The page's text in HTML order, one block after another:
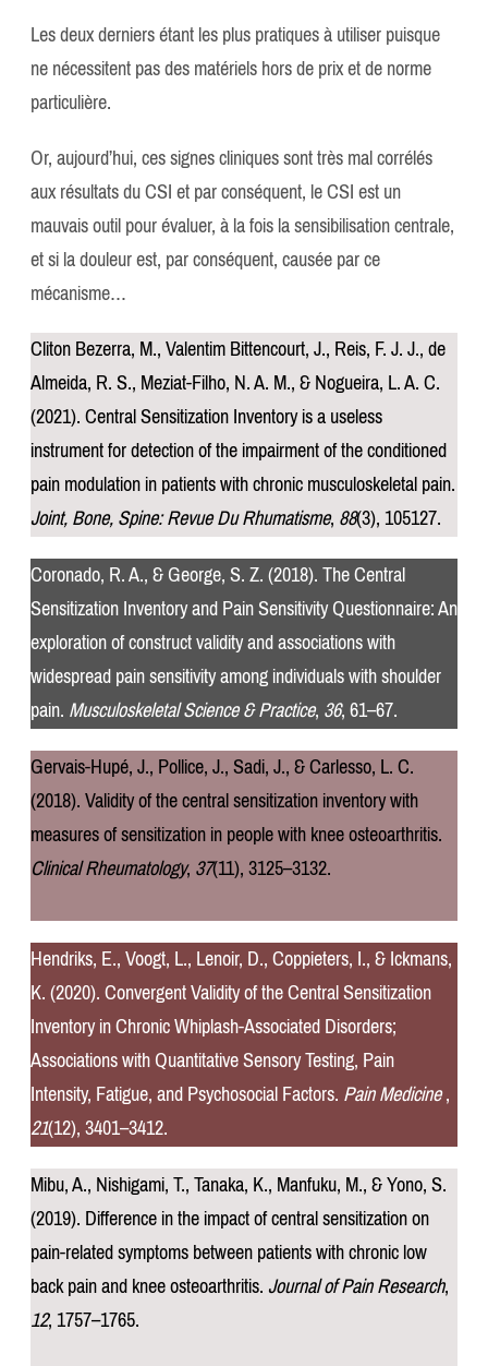
Les deux derniers étant les plus pratiques à utiliser puisque
ne nécessitent pas des matériels hors de prix et de norme
particulière.
Or, aujourd’hui, ces signes cliniques sont très mal corrélés
aux résultats du CSI et par conséquent, le CSI est un
mauvais outil pour évaluer, à la fois la sensibilisation centrale,
et si la douleur est, par conséquent, causée par ce
mécanisme…
Cliton Bezerra, M., Valentim Bittencourt, J., Reis, F. J. J., de
Almeida, R. S., Meziat-Filho, N. A. M., & Nogueira, L. A. C.
(2021). Central Sensitization Inventory is a useless
instrument for detection of the impairment of the conditioned
pain modulation in patients with chronic musculoskeletal pain.
Joint, Bone, Spine: Revue Du Rhumatisme,88(3), 105127.
Coronado, R. A., & George, S. Z. (2018). The Central
Sensitization Inventory and Pain Sensitivity Questionnaire: An
exploration of construct validity and associations with
widespread pain sensitivity among individuals with shoulder
pain.Musculoskeletal Science & Practice,36, 61–67.
Gervais-Hupé, J., Pollice, J., Sadi, J., & Carlesso, L. C.
(2018). Validity of the central sensitization inventory with
measures of sensitization in people with knee osteoarthritis.
Clinical Rheumatology,37(11), 3125–3132.
Hendriks, E., Voogt, L., Lenoir, D., Coppieters, I., & Ickmans,
K. (2020). Convergent Validity of the Central Sensitization
Inventory in Chronic Whiplash-Associated Disorders;
Associations with Quantitative Sensory Testing, Pain
Intensity, Fatigue, and Psychosocial Factors.Pain Medicine,
21(12), 3401–3412.
Mibu, A., Nishigami, T., Tanaka, K., Manfuku, M., & Yono, S.
(2019). Difference in the impact of central sensitization on
pain-related symptoms between patients with chronic low
back pain and knee osteoarthritis.Journal of Pain Research,
12, 1757–1765.